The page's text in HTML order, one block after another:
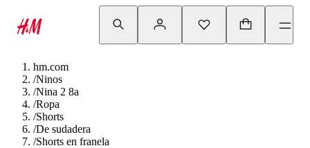
hm.com
/Ninos
/Nina 2 8a
/Ropa
/Shorts
/De sudadera
/Shorts en franela